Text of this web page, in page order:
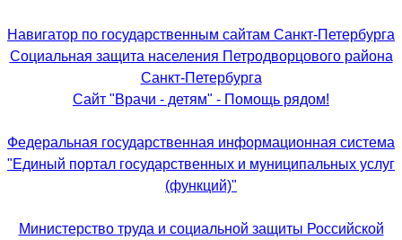
Навигатор по государственным сайтам Санкт-Петербурга
Социальная защита населения Петродворцового района
Санкт-Петербурга
Сайт "Врачи - детям" - Помощь рядом!
Федеральная государственная информационная система
"Единый портал государственных и муниципальных услуг
(функций)"
Министерство труда и социальной защиты Российской